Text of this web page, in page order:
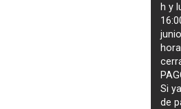
h y
Si
de